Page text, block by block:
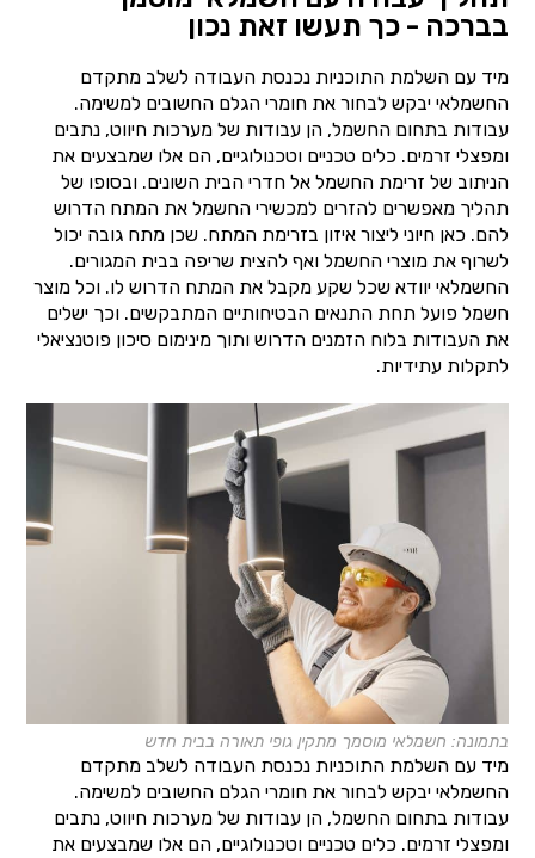
בברכה - כך תעשו זאת נכון
מיד עם השלמת התוכניות נכנסת העבודה לשלב מתקדם
החשמלאי יבקש לבחור את חומרי הגלם החשובים למשימה.
עבודות בתחום החשמל, הן עבודות של מערכות חיווט, נתבים
ומפצלי זרמים. כלים טכניים וטכנולוגיים, הם אלו שמבצעים את
הניתוב של זרימת החשמל אל חדרי הבית השונים. ובסופו של
תהליך מאפשרים להזרים למכשירי החשמל את המתח הדרוש
להם. כאן חיוני ליצור איזון בזרימת המתח. שכן מתח גובה יכול
לשרוף את מוצרי החשמל ואף להצית שריפה בבית המגורים.
החשמלאי יוודא שכל שקע מקבל את המתח הדרוש לו. וכל מוצר
חשמל פועל תחת התנאים הבטיחותיים המתבקשים. וכך ישלים
את העבודות בלוח הזמנים הדרוש ותוך מינימום סיכון פוטנציאלי
לתקלות עתידיות.
בתמונה: חשמלאי מוסמך מתקין גופי תאורה בבית חדש
מיד עם השלמת התוכניות נכנסת העבודה לשלב מתקדם
החשמלאי יבקש לבחור את חומרי הגלם החשובים למשימה.
עבודות בתחום החשמל, הן עבודות של מערכות חיווט, נתבים
ומפצלי זרמים. כלים טכניים וטכנולוגיים, הם אלו שמבצעים את